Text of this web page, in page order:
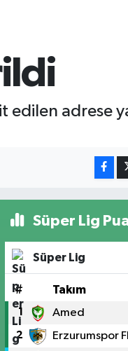
edilen adrese
Süper Lig
Süper Lig
# Takım
1 Amed
2 Erzurumspor